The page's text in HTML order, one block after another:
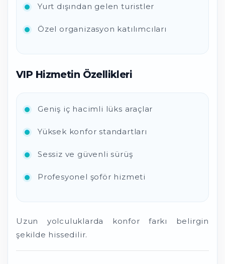
Yurt dışından gelen turistler
Özel organizasyon katılımcıları
VIP Hizmetin Özellikleri
Geniş iç hacimli lüks araçlar
Yüksek konfor standartları
Sessiz ve güvenli sürüş
Profesyonel şoför hizmeti
Uzun yolculuklarda konfor farkı belirgin
şekilde hissedilir.